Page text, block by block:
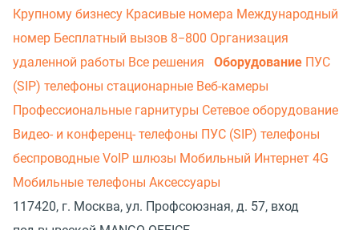
Крупному бизнесу Красивые номера Международный
номер Бесплатный вызов 8−800 Организация
удаленной работы Все решения Оборудование ПУС
(SIP) телефоны стационарные Веб-камеры
Профессиональные гарнитуры Сетевое оборудование
Видео- и конференц- телефоны ПУС (SIP) телефоны
беспроводные VoIP шлюзы Мобильный Интернет 4G
Мобильные телефоны Аксессуары
117420, г. Москва, ул. Профсоюзная, д. 57, вход